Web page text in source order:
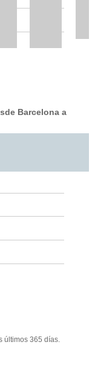
Barcelona a
últimos 365 días.